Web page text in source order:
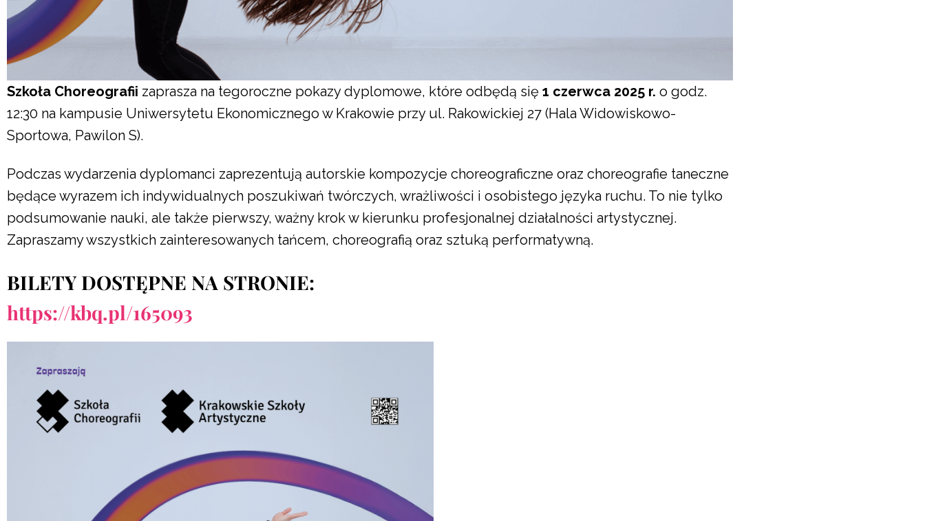
Szkoła Choreografii zaprasza na tegoroczne pokazy dyplomowe, które odbędą się 1 czerwca 2025 r. o godz.
12:30 na kampusie Uniwersytetu Ekonomicznego w Krakowie przy ul. Rakowickiej 27 (Hala Widowiskowo-
Sportowa, Pawilon S).
Podczas wydarzenia dyplomanci zaprezentują autorskie kompozycje choreograficzne oraz choreografie taneczne
będące wyrazem ich indywidualnych poszukiwań twórczych, wrażliwości i osobistego języka ruchu. To nie tylko
podsumowanie nauki, ale także pierwszy, ważny krok w kierunku profesjonalnej działalności artystycznej.
Zapraszamy wszystkich zainteresowanych tańcem, choreografią oraz sztuką performatywną.
BILETY DOSTĘPNE NA STRONIE:
https://kbq.pl/165093